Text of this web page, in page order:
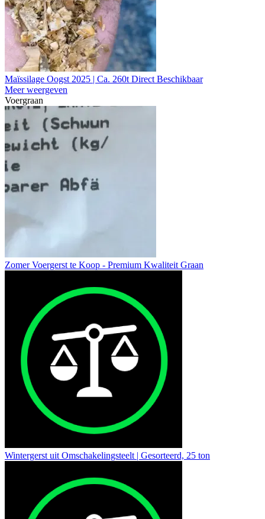
Maïssilage Oogst 2025 | Ca. 260t Direct Beschikbaar
Meer weergeven
Voergraan
Zomer Voergerst te Koop - Premium Kwaliteit Graan
Wintergerst uit Omschakelingsteelt | Gesorteerd, 25 ton